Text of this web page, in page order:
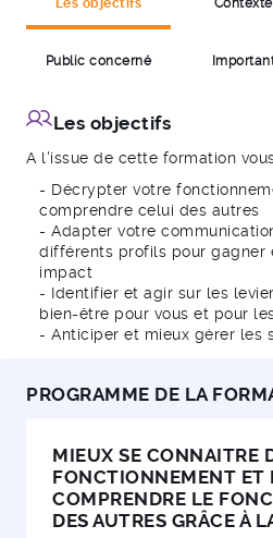
Les objectifs Contexte
Public concerné
Les objectifs
A l'issue de cette formation
- Décrypter votre
comprendre celui des autres
- Adapter votre
différents profils pour gagner
impact
- Identifier et agir sur les
bien-être pour vous et pour
- Anticiper et mieux gérer les
PROGRAMME DE LA
MIEUX SE CONNAITRE
FONCTIONNEMENT ET
COMPRENDRE LE
DES AUTRES GRÂCE À